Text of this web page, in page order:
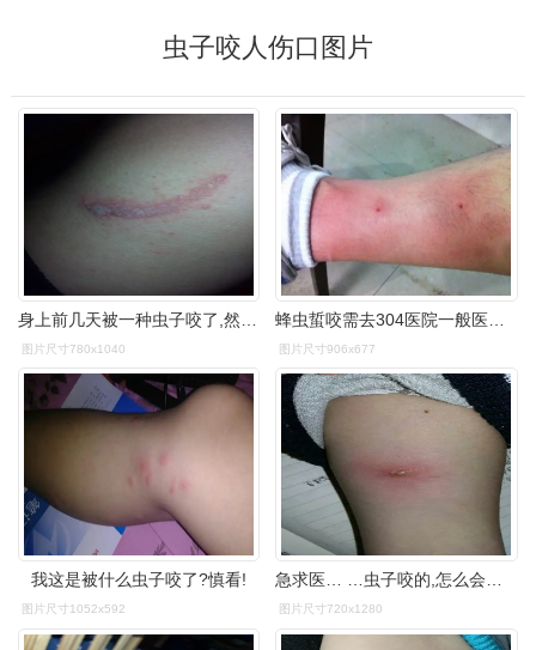
虫子咬人伤口图片
图片尺寸780x1040 图片尺寸906x677
我这是被什么虫子咬了?慎看!
图片尺寸1052x592
急求医… …虫子咬的,怎么会这样?
图片尺寸720x1280